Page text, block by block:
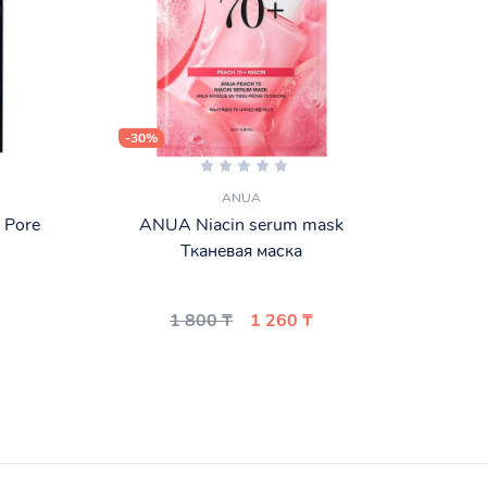
Pore
-30%
ANUA
ANUA Niacin serum mask
Тканевая маска
1 800 ₸ 1 260 ₸